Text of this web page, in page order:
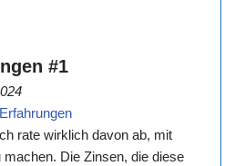
#1
rate wirklich davon ab, mit
Die Zinsen, die diese